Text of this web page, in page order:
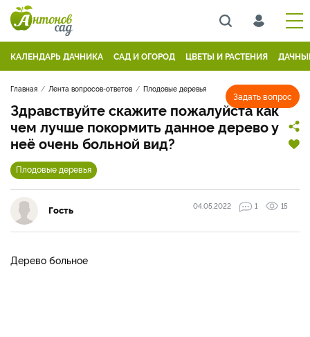
КАЛЕНДАРЬ ДАЧНИКА САД И ОГОРОД ЦВЕТЫ И РАСТЕНИЯ
Задать вопрос
Главная Лента вопросов-ответов Плодовые деревья
Здравствуйте скажите пожалуйста как
чем лучше покормить данное дерево у
неё очень больной вид?
Плодовые деревья
Гость 04.05.2022 1 15
Дерево больное